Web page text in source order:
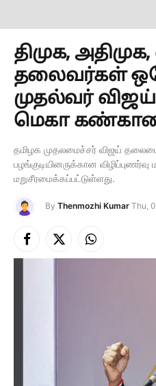
திமுக, அதிமுக,
தலைவர்கள்
முதல்வர்
மெகா
தமிழக முதலமைச்சர் விஜய்
பழங்குடியினருக்கான
மறுசீரமைக்கப்பட்டுள்ளது.
By Thenmozhi Kumar Thu,
Facebook
X
(Twitter)
Instagram